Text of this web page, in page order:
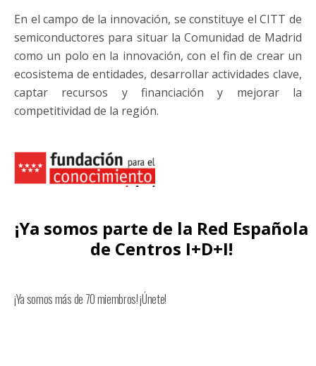
En el campo de la innovación, se constituye el CITT de
semiconductores para situar la Comunidad de Madrid
como un polo en la innovación, con el fin de crear un
ecosistema de entidades, desarrollar actividades clave,
captar recursos y financiación y mejorar la
competitividad de la región.
¡Ya somos parte de la Red Española
de Centros I+D+I!
¡Ya somos más de 70 miembros! ¡Únete!